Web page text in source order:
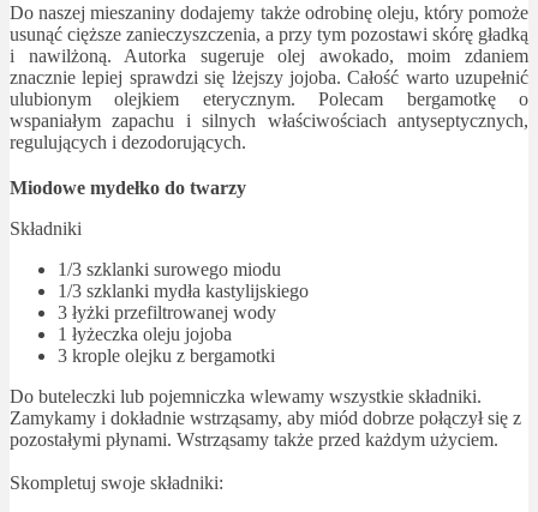
Do naszej mieszaniny dodajemy także odrobinę oleju, który pomoże
usunąć cięższe zanieczyszczenia, a przy tym pozostawi skórę gładką
i nawilżoną. Autorka sugeruje olej awokado, moim zdaniem
znacznie lepiej sprawdzi się lżejszy jojoba. Całość warto uzupełnić
ulubionym olejkiem eterycznym. Polecam bergamotkę o
wspaniałym zapachu i silnych właściwościach antyseptycznych,
regulujących i dezodorujących.
Miodowe mydełko do twarzy
Składniki
1/3 szklanki surowego miodu
1/3 szklanki mydła kastylijskiego
3 łyżki przefiltrowanej wody
1 łyżeczka oleju jojoba
3 krople olejku z bergamotki
Do buteleczki lub pojemniczka wlewamy wszystkie składniki.
Zamykamy i dokładnie wstrząsamy, aby miód dobrze połączył się z
pozostałymi płynami. Wstrząsamy także przed każdym użyciem.
Skompletuj swoje składniki: